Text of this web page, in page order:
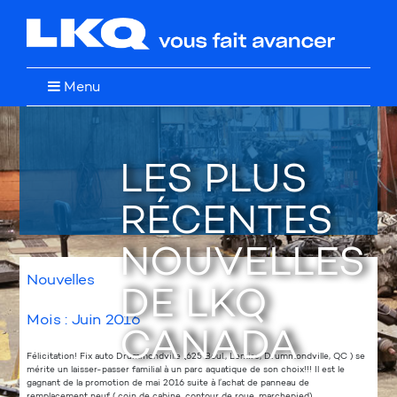
Menu
LES PLUS
RÉCENTES
NOUVELLES
DE LKQ
CANADA
Nouvelles
Mois : Juin 2016
Félicitation! Fix auto Drummondville (625 Boul., Lemire, Drummondville, QC ) se
mérite un laisser-passer familial à un parc aquatique de son choix!!! Il est le
gagnant de la promotion de mai 2016 suite à l’achat de panneau de